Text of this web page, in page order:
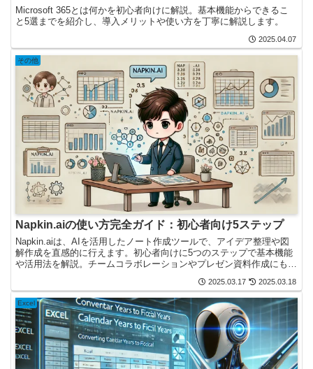
Microsoft 365とは何かを初心者向けに解説。基本機能からできるこ
と5選までを紹介し、導入メリットや使い方を丁寧に解説します。
2025.04.07
その他
Napkin.aiの使い方完全ガイド：初心者向け5ステップ
Napkin.aiは、AIを活用したノート作成ツールで、アイデア整理や図
解作成を直感的に行えます。初心者向けに5つのステップで基本機能
や活用法を解説。チームコラボレーションやプレゼン資料作成にも最
2025.03.17 2025.03.18
Excel